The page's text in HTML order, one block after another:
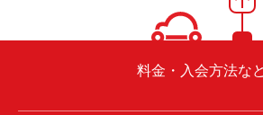
料金・入会方法な